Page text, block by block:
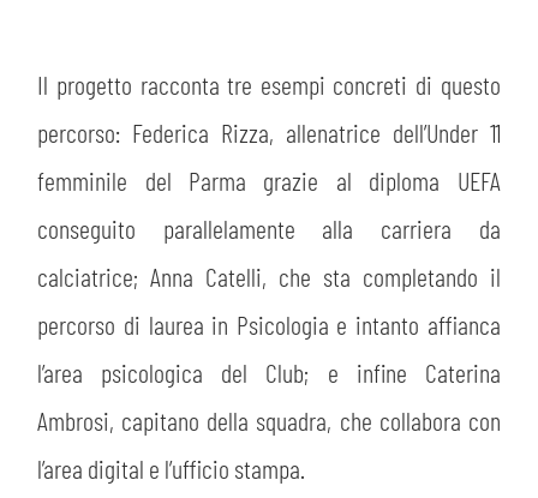
Il progetto racconta tre esempi concreti di questo
percorso: Federica Rizza, allenatrice dell’Under 11
femminile del Parma grazie al diploma UEFA
conseguito parallelamente alla carriera da
calciatrice; Anna Catelli, che sta completando il
percorso di laurea in Psicologia e intanto affianca
l’area psicologica del Club; e infine Caterina
Ambrosi, capitano della squadra, che collabora con
l’area digital e l’ufficio stampa.